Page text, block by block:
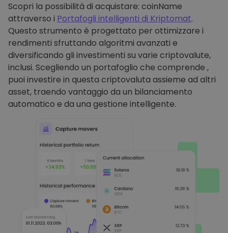
Scopri la possibilità di acquistare: coinName
attraverso i Portafogli intelligenti di Kriptomat.
Questo strumento è progettato per ottimizzare i
rendimenti sfruttando algoritmi avanzati e
diversificando gli investimenti su varie criptovalute,
inclusi. Scegliendo un portafoglio che comprende ,
puoi investire in questa criptovaluta assieme ad altri
asset, traendo vantaggio da un bilanciamento
automatico e da una gestione intelligente.